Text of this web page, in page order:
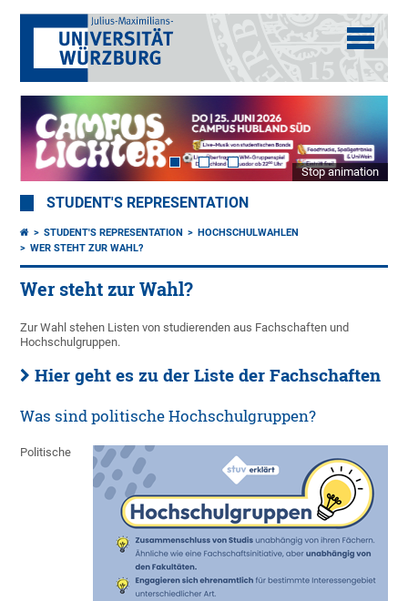
Stop animation
STUDENT'S REPRESENTATION
STUDENT'S REPRESENTATION
HOCHSCHULWAHLEN
WER STEHT ZUR WAHL?
Wer steht zur Wahl?
Zur Wahl stehen Listen von studierenden aus Fachschaften und
Hochschulgruppen.
Hier geht es zu der Liste der Fachschaften
Was sind politische Hochschulgruppen?
Politische